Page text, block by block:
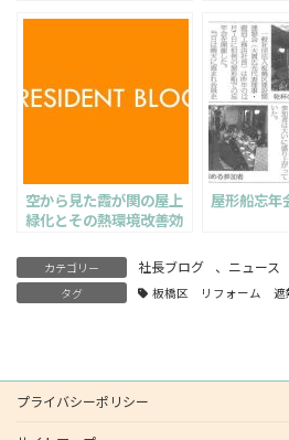
空から見た霞が関の屋上
緑化とその熱環境改善効
屋形船忘年
カテゴリー 社長ブログ 、 ニュース
タグ 板橋区 リフォーム
プライバシーポリシー